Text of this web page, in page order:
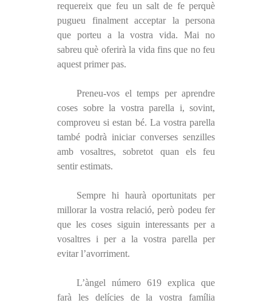
requereix que feu un salt de fe perquè
pugueu finalment acceptar la persona
que porteu a la vostra vida. Mai no
sabreu què oferirà la vida fins que no feu
aquest primer pas.
Preneu-vos el temps per aprendre
coses sobre la vostra parella i, sovint,
comproveu si estan bé. La vostra parella
també podrà iniciar converses senzilles
amb vosaltres, sobretot quan els feu
sentir estimats.
Sempre hi haurà oportunitats per
millorar la vostra relació, però podeu fer
que les coses siguin interessants per a
vosaltres i per a la vostra parella per
evitar l’avorriment.
L’àngel número 619 explica que
farà les delícies de la vostra família